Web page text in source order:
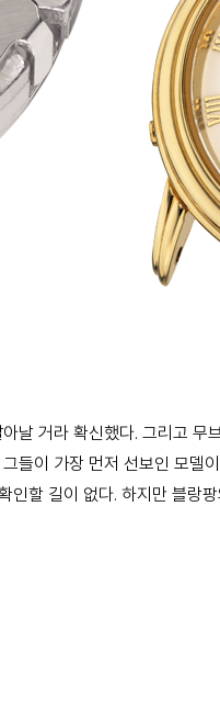
날 거라 확신했다. 그리고 무
들이 가장 먼저 선보인 모델
인할 길이 없다. 하지만 블랑